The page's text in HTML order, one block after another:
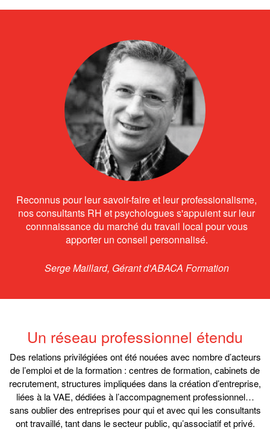
Reconnus pour leur savoir-faire et leur professionalisme,
nos consultants RH et psychologues s'appuient sur leur
connnaissance du marché du travail local pour vous
apporter un conseil personnalisé.
Serge Maillard, Gérant d'ABACA Formation
Un réseau professionnel étendu
Des relations privilégiées ont été nouées avec nombre d’acteurs
de l’emploi et de la formation : centres de formation, cabinets de
recrutement, structures impliquées dans la création d’entreprise,
liées à la VAE, dédiées à l’accompagnement professionnel…
sans oublier des entreprises pour qui et avec qui les consultants
ont travaillé, tant dans le secteur public, qu’associatif et privé.